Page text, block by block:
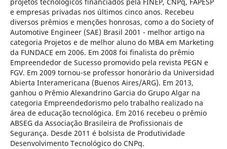
e empresas privadas nos últimos cinco anos. Recebeu
diversos prêmios e menções honrosas, como a do Society of
Automotive Engineer (SAE) Brasil 2001 - melhor artigo na
categoria Projetos e de melhor aluno do MBA em Marketing
da FUNDACE em 2006. Em 2008 foi finalista do prêmio
Empreendedor de Sucesso promovido pela revista PEGN e
FGV. Em 2009 tornou-se professor honorário da Universidad
Abierta Interamericana (Buenos Aires/ARG). Em 2013,
ganhou o Prêmio Alexandrino Garcia do Grupo Algar na
categoria Empreendedorismo pelo trabalho realizado na
área de educação tecnológica. Em 2016 recebeu o prêmio
ABSEG da Associação Brasileira de Profissionais de
Segurança. Desde 2011 é bolsista de Produtividade
Desenvolvimento Tecnológico do CNPq.